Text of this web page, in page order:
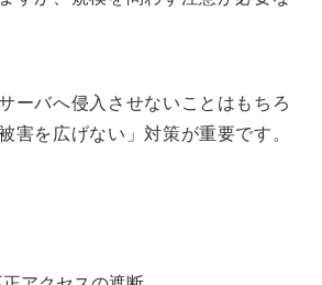
ーバへ侵入させないことはもちろ
害を広げない」対策が重要です。